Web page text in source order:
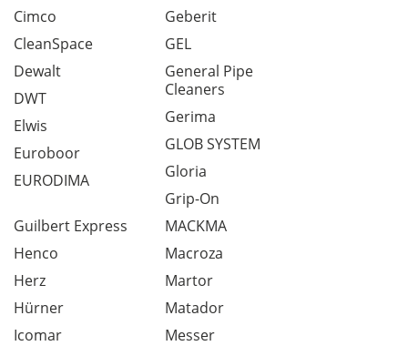
Cimco
CleanSpace
Dewalt
DWT
Elwis
Euroboor
EURODIMA
Geberit
GEL
General Pipe
Cleaners
Gerima
GLOB SYSTEM
Gloria
Grip-On
Guilbert Express
Henco
Herz
Hürner
Icomar
MACKMA
Macroza
Martor
Matador
Messer